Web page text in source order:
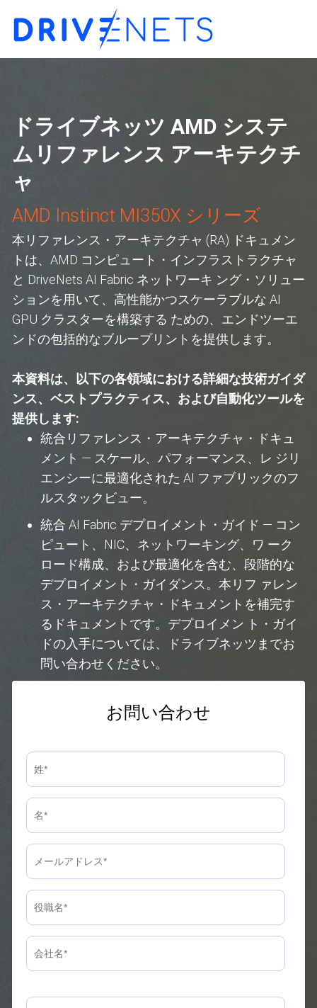
ドライブネッツ AMD システ
ムリファレンス アーキテクチ
ャ
AMD Instinct MI350X シリーズ
本リファレンス・アーキテクチャ (RA) ドキュメン
トは、AMD コンピュート・インフラストラクチャ
と DriveNets AI Fabric ネットワーキ ング・ソリュー
ションを用いて、高性能かつスケーラブルな AI
GPU クラスターを構築する ための、エンドツーエ
ンドの包括的なブループリントを提供します。
本資料は、以下の各領域における詳細な技術ガイダ
ンス、ベストプラクティス、および自動化ツールを
提供します:
統合リファレンス・アーキテクチャ・ドキュ
メント — スケール、パフォーマンス、レ ジリ
エンシーに最適化された AI ファブリックのフ
ルスタックビュー。
統合 AI Fabric デプロイメント・ガイド — コン
ピュート、NIC、ネットワーキング、ワ ーク
ロード構成、および最適化を含む、段階的な
デプロイメント・ガイダンス。本リフ ァレン
ス・アーキテクチャ・ドキュメントを補完す
るドキュメントです。デプロイメン ト・ガイ
ドの入手については、ドライブネッツまでお
問い合わせください。
お問い合わせ